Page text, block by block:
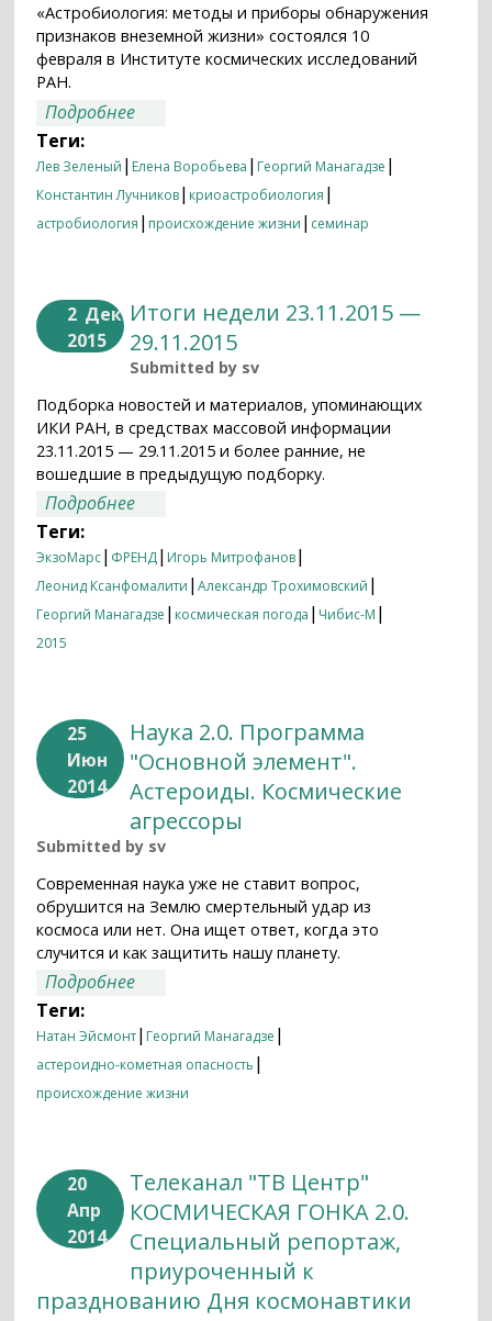
«Астробиология: методы и приборы обнаружения
признаков внеземной жизни» состоялся 10
февраля в Институте космических исследований
РАН.
Подробнее
Теги:
Лев Зеленый | Елена Воробьева | Георгий Манагадзе |
Константин Лучников| криоастробиология |
астробиология | происхождение жизни | семинар
2 Дек
2015
Итоги недели 23.11.2015 —
29.11.2015
Submitted by sv
Подборка новостей и материалов, упоминающих
ИКИ РАН, в средствах массовой информации
23.11.2015 — 29.11.2015 и более ранние, не
вошедшие в предыдущую подборку.
Подробнее
Теги:
ЭкзоМарс| ФРЕНД| Игорь Митрофанов|
Леонид Ксанфомалити |Александр Трохимовский |
Георгий Манагадзе | космическая погода | Чибис-М |
2015
25
Июн
2014
Наука 2.0. Программа
"Основной элемент".
Астероиды. Космические
агрессоры
Submitted by sv
Современная наука уже не ставит вопрос,
обрушится на Землю смертельный удар из
космоса или нет. Она ищет ответ, когда это
случится и как защитить нашу планету.
Подробнее
агрессоры
Теги:
Натан Эйсмонт| Георгий Манагадзе |
астероидно-кометная опасность |
происхождение жизни
20
Апр
2014
Телеканал "ТВ Центр"
КОСМИЧЕСКАЯ ГОНКА 2.0.
Специальный репортаж,
приуроченный к
празднованию Дня космонавтики